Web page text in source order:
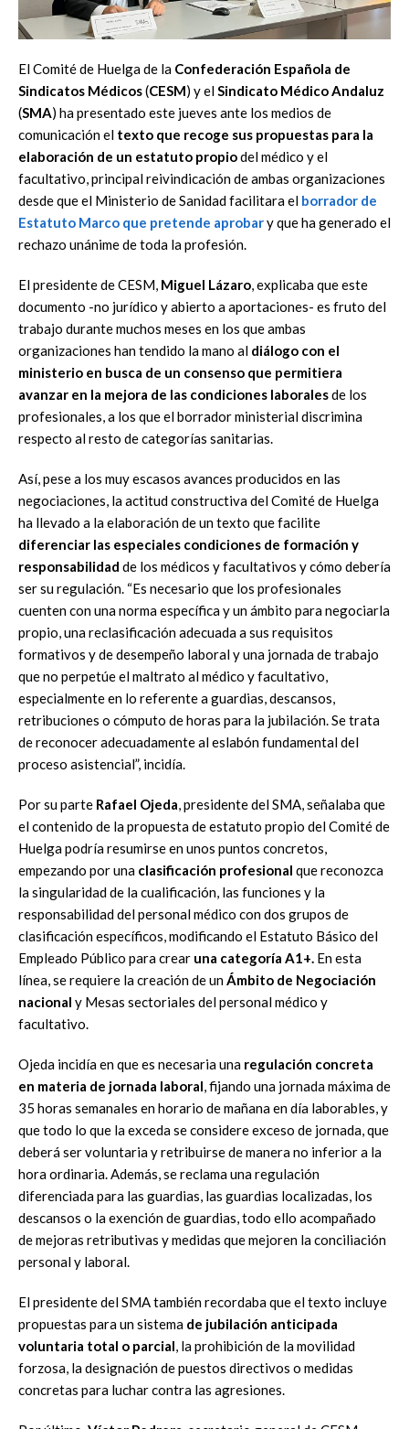
El Comité de Huelga de la Confederación Española de
Sindicatos Médicos(CESM) y elSindicato Médico Andaluz
(SMA) ha presentado este jueves ante los medios de
comunicación el texto que recoge sus propuestas para la
elaboración de un estatuto propiodel médico y el
facultativo, principal reivindicación de ambas organizaciones
desde que el Ministerio de Sanidad facilitara el borrador de
Estatuto Marco que pretende aprobary que ha generado el
rechazo unánime de toda la profesión.
El presidente de CESM, Miguel Lázaro, explicaba que este
documento -no jurídico y abierto a aportaciones- es fruto del
trabajo durante muchos meses en los que ambas
organizaciones han tendido la mano al diálogo con el
ministerio en busca de un consenso que permitiera
avanzar en la mejora de las condiciones laboralesde los
profesionales, a los que el borrador ministerial discrimina
respecto al resto de categorías sanitarias.
Así, pese a los muy escasos avances producidos en las
negociaciones, la actitud constructiva del Comité de Huelga
ha llevado a la elaboración de un texto que facilite
diferenciar las especiales condiciones de formación y
responsabilidad de los médicos y facultativos y cómo debería
ser su regulación. “Es necesario que los profesionales
cuenten con una norma específica y un ámbito para negociarla
propio, una reclasificación adecuada a sus requisitos
formativos y de desempeño laboral y una jornada de trabajo
que no perpetúe el maltrato al médico y facultativo,
especialmente en lo referente a guardias, descansos,
retribuciones o cómputo de horas para la jubilación. Se trata
de reconocer adecuadamente al eslabón fundamental del
proceso asistencial”, incidía.
Por su parte Rafael Ojeda, presidente del SMA, señalaba que
el contenido de la propuesta de estatuto propio del Comité de
Huelga podría resumirse en unos puntos concretos,
empezando por una clasificación profesional que reconozca
la singularidad de la cualificación, las funciones y la
responsabilidad del personal médico con dos grupos de
clasificación específicos, modificando el Estatuto Básico del
Empleado Público para crear una categoría A1+. En esta
línea, se requiere la creación de unÁmbito de Negociación
nacional y Mesas sectoriales del personal médico y
facultativo.
Ojeda incidía en que es necesaria una regulación concreta
en materia de jornada laboral, fijando una jornada máxima de
35 horas semanales en horario de mañana en día laborables, y
que todo lo que la exceda se considere exceso de jornada, que
deberá ser voluntaria y retribuirse de manera no inferior a la
hora ordinaria. Además, se reclama una regulación
diferenciada para las guardias, las guardias localizadas, los
descansos o la exención de guardias, todo ello acompañado
de mejoras retributivas y medidas que mejoren la conciliación
personal y laboral.
El presidente del SMA también recordaba que el texto incluye
propuestas para un sistema de jubilación anticipada
voluntaria total o parcial, la prohibición de la movilidad
forzosa, la designación de puestos directivos o medidas
concretas para luchar contra las agresiones.